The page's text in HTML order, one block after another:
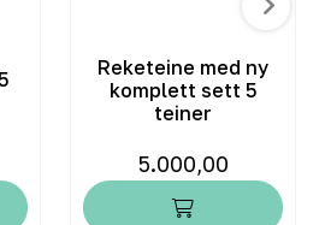
Reketeine med ny
komplett sett 5
teiner
5.000,00